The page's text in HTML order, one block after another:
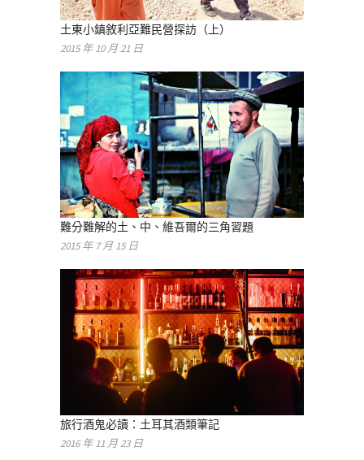
土東小鎮敘利亞難民營探訪（上）
2015 年 10 月 21 日
難分難解的土、中、維吾爾的三角習題
2015 年 7 月 15 日
旅行酒鬼必讀：土耳其酒類筆記
2016 年 11 月 23 日